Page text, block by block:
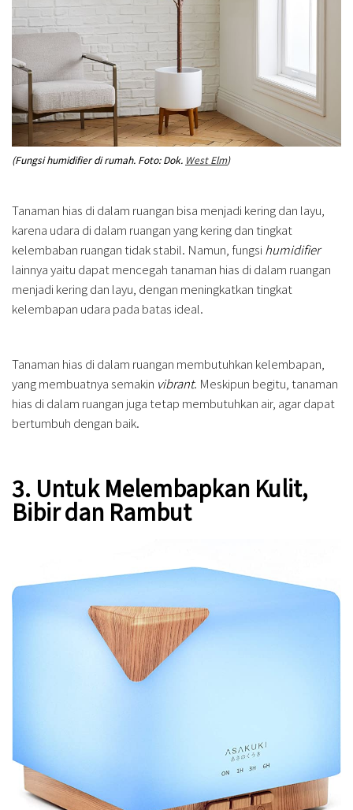
(Fungsi humidifier di rumah. Foto: Dok. West Elm)
Tanaman hias di dalam ruangan bisa menjadi kering dan layu,
karena udara di dalam ruangan yang kering dan tingkat
kelembaban ruangan tidak stabil. Namun, fungsi humidifier
lainnya yaitu dapat mencegah tanaman hias di dalam ruangan
menjadi kering dan layu, dengan meningkatkan tingkat
kelembapan udara pada batas ideal.
Tanaman hias di dalam ruangan membutuhkan kelembapan,
yang membuatnya semakin vibrant. Meskipun begitu, tanaman
hias di dalam ruangan juga tetap membutuhkan air, agar dapat
bertumbuh dengan baik.
3. Untuk Melembapkan Kulit,
Bibir dan Rambut